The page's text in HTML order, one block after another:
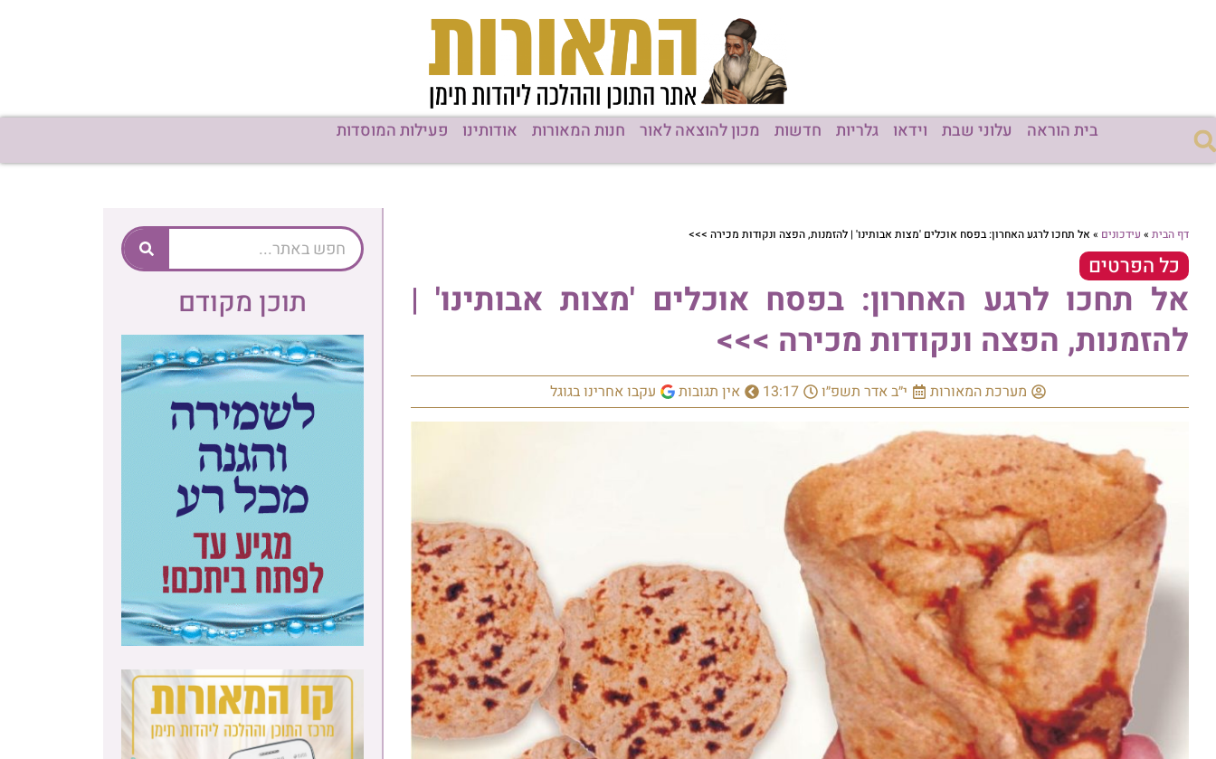
בית הוראה עלוני שבת וידאו גלריות חדשות מכון להוצאה לאור חנות המאורות אודותינו פעילות המוסדות
דף הבית » עידכונים » אל תחכו לרגע האחרון: בפסח אוכלים 'מצות אבותינו' | להזמנות, הפצה ונקודות מכירה >>>
כל הפרטים
אל תחכו לרגע האחרון: בפסח אוכלים 'מצות אבותינו' |
להזמנות, הפצה ונקודות מכירה >>>
מערכת המאורות י״ב אדר תשפ״ו 13:17 אין תגובות עקבו אחרינו בגוגל
תוכן מקודם